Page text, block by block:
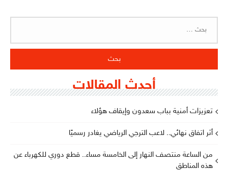
أحدث المقالات
تعزيزات أمنية بباب سعدون وإيقاف هؤلاء
أثر اتفاق نهائي.. لاعب الترجي الرياضي يغادر رسميًا
من الساعة منتصف النهار إلى الخامسة مساء.. قطع دوري للكهرباء عن
هذه المناطق